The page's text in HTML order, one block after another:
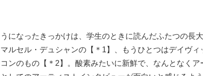
になったきっかけは、学生のときに読んだふたつの長
ルセル・デュシャンの【＊1】、もうひとつはデイヴィ
ンのもの【＊2】。酸素みたいに新鮮で、なんとなくア